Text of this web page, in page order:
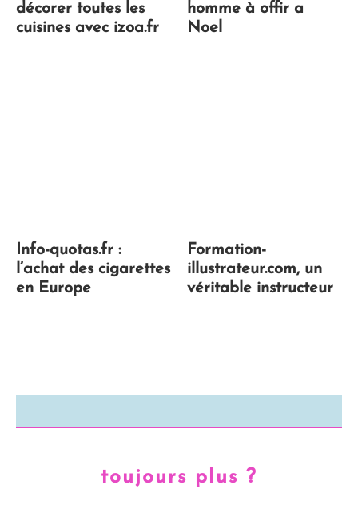
décorer toutes les
cuisines avec izoa.fr
homme à offir a
Noel
Info-quotas.fr :
l’achat des cigarettes
en Europe
Formation-
illustrateur.com, un
véritable instructeur
toujours plus ?